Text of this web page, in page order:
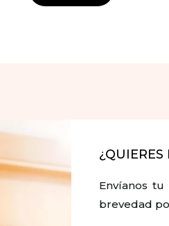
Envíanos
brevedad